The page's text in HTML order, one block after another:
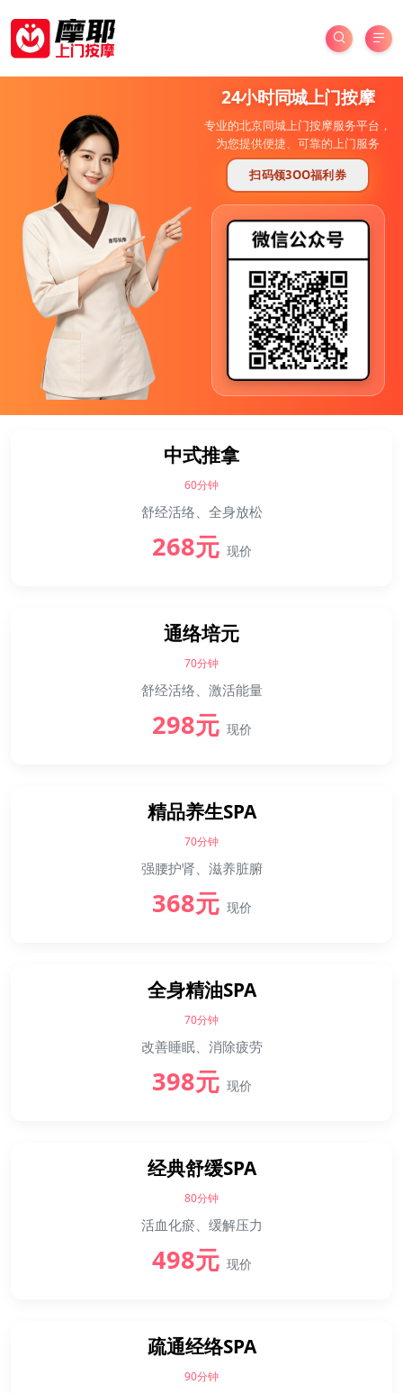
24小时同城上门按摩
专业的北京同城上门按摩服务平台，
为您提供便捷、可靠的上门服务
扫码领3OO福利券
中式推拿
60分钟
舒经活络、全身放松
268元 现价
通络培元
70分钟
舒经活络、激活能量
298元 现价
精品养生SPA
70分钟
强腰护肾、滋养脏腑
368元 现价
全身精油SPA
70分钟
改善睡眠、消除疲劳
398元 现价
经典舒缓SPA
80分钟
活血化瘀、缓解压力
498元 现价
疏通经络SPA
90分钟